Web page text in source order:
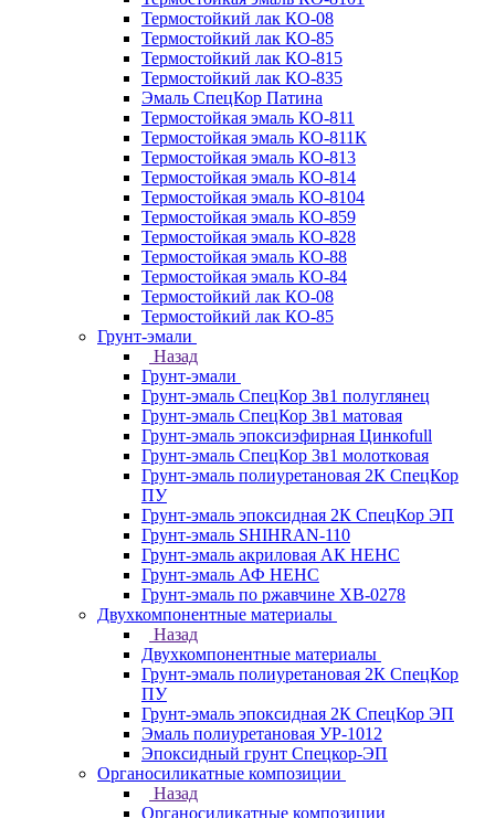
Термостойкий лак КО-08
Термостойкий лак КО-85
Термостойкий лак КО-815
Термостойкий лак КО-835
Эмаль СпецКор Патина
Термостойкая эмаль КО-811
Термостойкая эмаль КО-811К
Термостойкая эмаль КО-813
Термостойкая эмаль КО-814
Термостойкая эмаль КО-8104
Термостойкая эмаль КО-859
Термостойкая эмаль КО-828
Термостойкая эмаль КО-88
Термостойкая эмаль КО-84
Термостойкий лак КО-08
Термостойкий лак КО-85
Грунт-эмали
Назад
Грунт-эмали
Грунт-эмаль СпецКор 3в1 полуглянец
Грунт-эмаль СпецКор 3в1 матовая
Грунт-эмаль эпоксиэфирная Цинкоfull
Грунт-эмаль СпецКор 3в1 молотковая
Грунт-эмаль полиуретановая 2К СпецКор
ПУ
Грунт-эмаль эпоксидная 2К СпецКор ЭП
Грунт-эмаль SHIHRAN-110
Грунт-эмаль акриловая АК НЕНС
Грунт-эмаль АФ НЕНС
Грунт-эмаль по ржавчине ХВ-0278
Двухкомпонентные материалы
Назад
Двухкомпонентные материалы
Грунт-эмаль полиуретановая 2К СпецКор
ПУ
Грунт-эмаль эпоксидная 2К СпецКор ЭП
Эмаль полиуретановая УР-1012
Эпоксидный грунт Спецкор-ЭП
Органосиликатные композиции
Назад
Органосиликатные композиции